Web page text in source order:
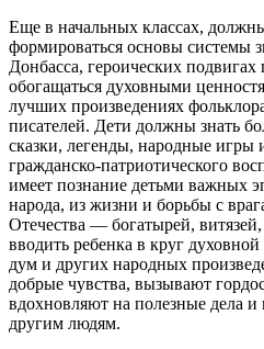
Еще в начальных классах,
формироваться основы системы
Донбасса, героических
обогащаться духовными
лучших произведениях
писателей. Дети должны знать
сказки, легенды, народные игры
гражданско-патриотического
имеет познание детьми важных
народа, из жизни и борьбы с
Отечества — богатырей,
вводить ребенка в круг
дум и других народных
добрые чувства, вызывают
вдохновляют на полезные дела
другим людям.